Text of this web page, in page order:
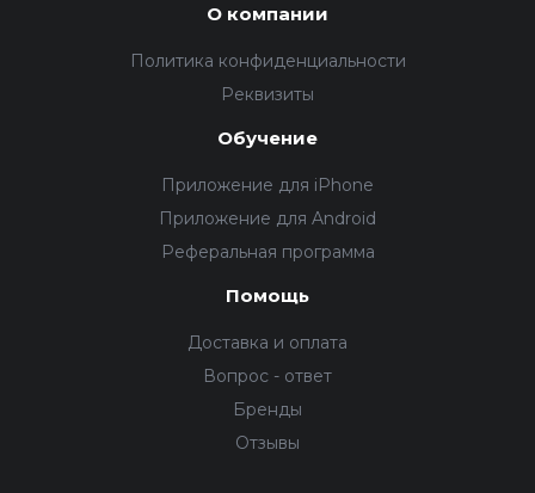
О компании
Политика конфиденциальности
Реквизиты
Обучение
Приложение для iPhone
Приложение для Android
Реферальная программа
Помощь
Доставка и оплата
Вопрос - ответ
Бренды
Отзывы